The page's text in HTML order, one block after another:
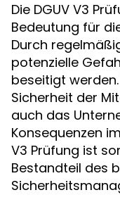
Die DGUV V3
Bedeutung für
Durch
potenzielle
beseitigt
Sicherheit der
auch das
Konsequenzen
V3 Prüfung ist
Bestandteil des